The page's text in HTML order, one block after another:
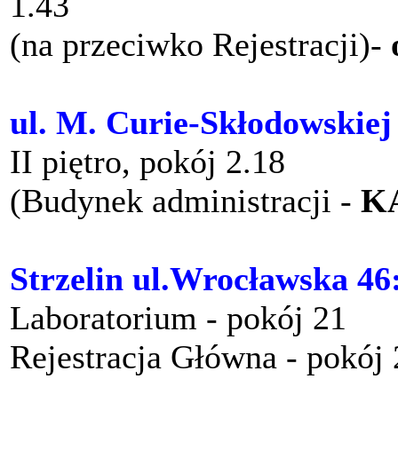
(na przeciwko Rejestracji)-
ul. M. Curie-Skłodowskiej
II piętro, pokój 2.18
(Budynek administracji -
Strzelin ul.Wrocławska
Laboratorium - pokój 21
Rejestracja Główna -